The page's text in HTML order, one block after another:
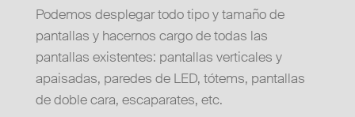
Podemos desplegar todo tipo y tamaño de
pantallas y hacernos cargo de todas las
pantallas existentes: pantallas verticales y
apaisadas, paredes de LED, tótems, pantallas
de doble cara, escaparates, etc.